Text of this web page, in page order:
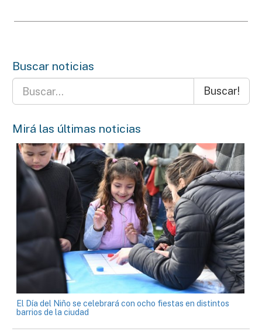
Buscar noticias
Buscar!
Mirá las últimas noticias
El Día del Niño se celebrará con ocho fiestas en distintos
barrios de la ciudad